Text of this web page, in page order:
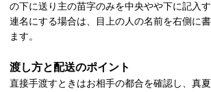
の下に送り主の苗字のみを中央やや下に記入
連名にする場合は、目上の人の名前を右側に
ます。
渡し方と配送のポイント
直接手渡すときはお相手の都合を確認し、真